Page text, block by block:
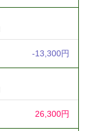
-13,300円
26,300円